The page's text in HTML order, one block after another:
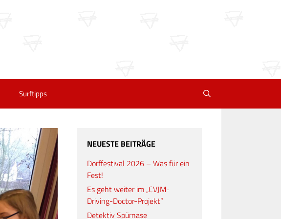
Surftipps
NEUESTE BEITRÄGE
Dorffestival 2026 – Was für ein
Fest!
Es geht weiter im „CVJM-
Driving-Doctor-Projekt“
Detektiv Spürnase